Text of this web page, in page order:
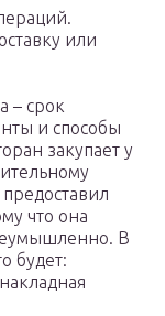
или
– срок
и способы
закупает у
что она
В
будет: